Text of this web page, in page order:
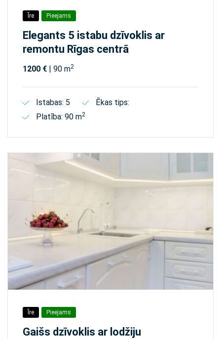
Īre Pieejams
Elegants 5 istabu dzīvoklis ar
remontu Rīgas centrā
1200 € | 90 m2
Istabas: 5
Ēkas tips:
Platība: 90 m2
Īre Pieejams
Gaišs dzīvoklis ar lodžiju